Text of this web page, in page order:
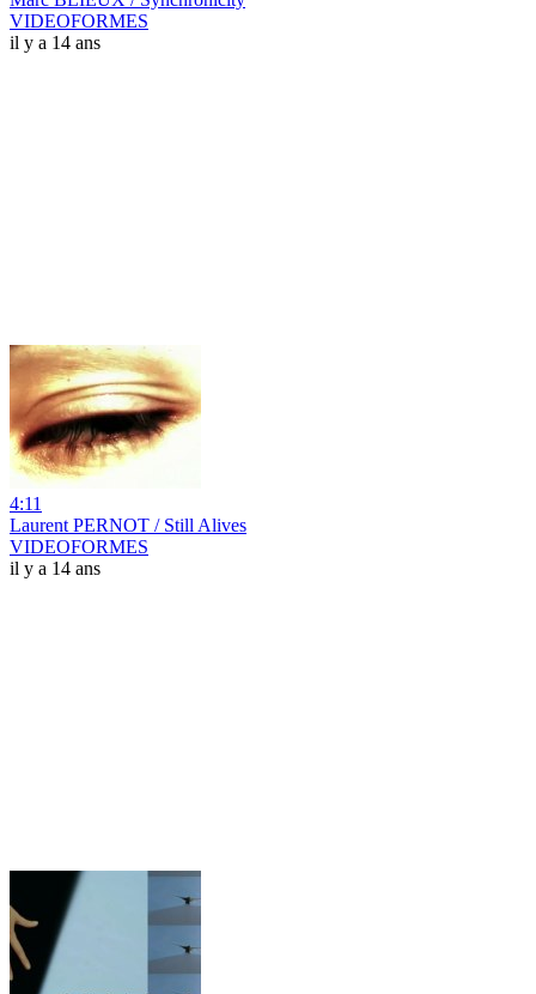
VIDEOFORMES
il y a 14 ans
4:11
Laurent PERNOT / Still Alives
VIDEOFORMES
il y a 14 ans